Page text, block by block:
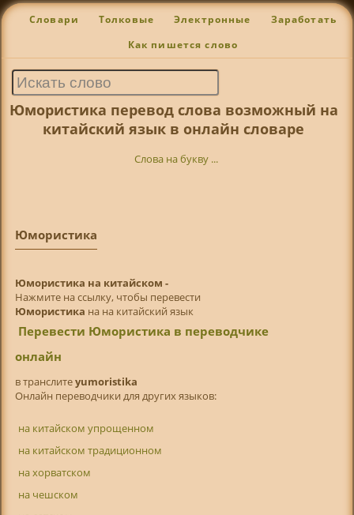
Словари Толковые Электронные Заработать
Как пишется слово
Юмористика перевод слова возможный на
китайский язык в онлайн словаре
Слова на букву ...
Юмористика
Юмористика на китайском -
Нажмите на ссылку, чтобы перевести
Юмористика на на китайский язык
Перевести Юмористика в переводчике
онлайн
в транслитeyumoristika
Онлайн переводчики для других языков:
на китайском упрощенном
на китайском традиционном
на хорватском
на чешском